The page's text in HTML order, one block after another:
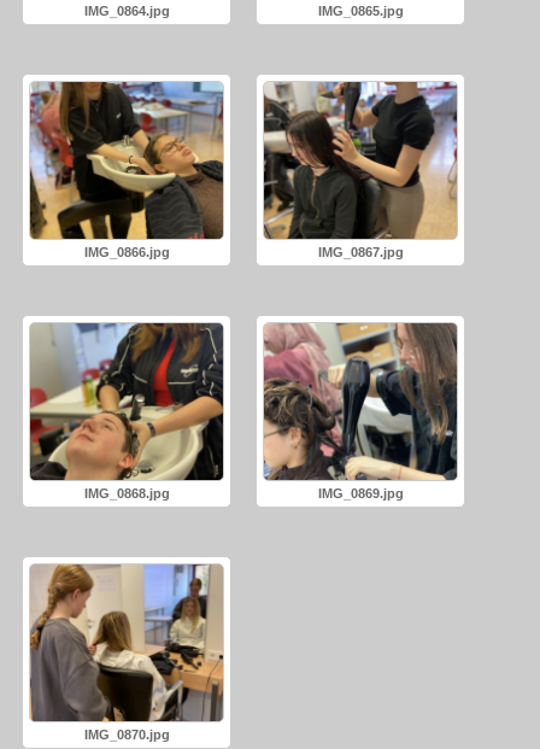
IMG_0864.jpg IMG_0865.jpg
IMG_0866.jpg IMG_0867.jpg
IMG_0868.jpg IMG_0869.jpg
IMG_0870.jpg